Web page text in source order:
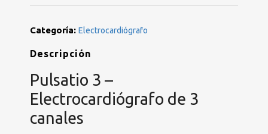
Categoría: Electrocardiógrafo
Descripción
Pulsatio 3 –
Electrocardiógrafo de 3
canales